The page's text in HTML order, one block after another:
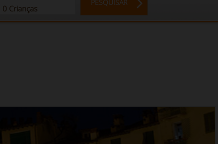
0 Crianças
PESQUISAR